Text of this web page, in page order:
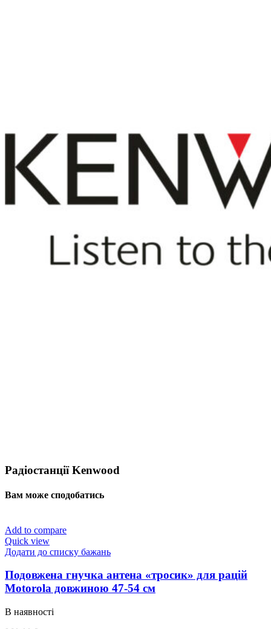
Радіостанції Kenwood
Вам може сподобатись
Add to compare
Quick view
Додати до списку бажань
Подовжена гнучка антена «тросик» для рацій
Motorola довжиною 47-54 см
В наявності